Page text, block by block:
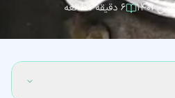
۶ دقیقه مطالعه